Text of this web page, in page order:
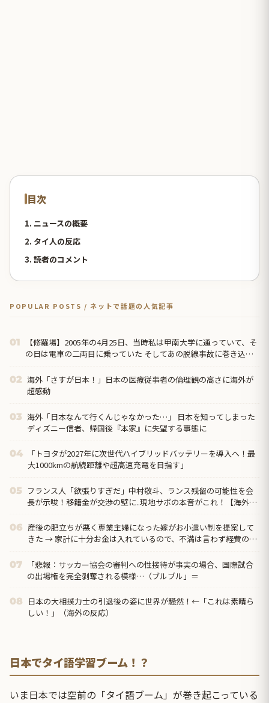
目次
1. ニュースの概要
2. タイ人の反応
3. 読者のコメント
POPULAR POSTS / ネットで話題の人気記事
01
【修羅場】2005年の4月25日、当時私は甲南大学に通っていて、そ
の日は電車の二両目に乗っていた そしてあの脱線事故に巻き込ま
02 海外「さすが日本！」日本の医療従事者の倫理観の高さに海外が
超感動
03 海外「日本なんて行くんじゃなかった…」 日本を知ってしまった
ディズニー信者、帰国後『本家』に失望する事態に
04
「トヨタが2027年に次世代ハイブリッドバッテリーを導入へ！最
大1000kmの航続距離や超高速充電を目指す」
05 フランス人「欲張りすぎだ」中村敬斗、ランス残留の可能性を会
長が示唆！移籍金が交渉の壁に..現地サポの本音がこれ！【海外の
06 産後の肥立ちが悪く専業主婦になった嫁がお小遣い制を提案して
きた → 家計に十分お金は入れているので、不満は言わず経費の関
07
「悲報：サッカー協会の審判への性接待が事実の場合、国際試合
の出場権を完全剥奪される模様…（ブルブル」＝
08
日本の大相撲力士の引退後の姿に世界が騒然！←「これは素晴ら
しい！」（海外の反応）
日本でタイ語学習ブーム！？
いま日本では空前の「タイ語ブーム」が巻き起こっている